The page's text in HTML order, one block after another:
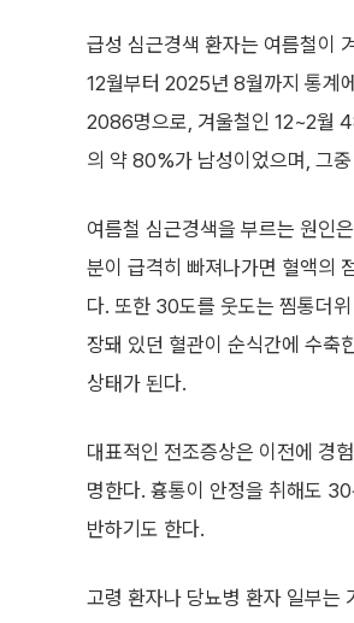
급성 심근경색 환자는 여름철이
12월부터 2025년 8월까지 통계
2086명으로, 겨울철인 12~2월
의 약 80%가 남성이었으며, 그
여름철 심근경색을 부르는 원인
분이 급격히 빠져나가면 혈액의
다. 또한 30도를 웃도는 찜통더
장돼 있던 혈관이 순식간에 수축
상태가 된다.
대표적인 전조증상은 이전에 경
명한다. 흉통이 안정을 취해도
반하기도 한다.
고령 환자나 당뇨병 환자 일부는